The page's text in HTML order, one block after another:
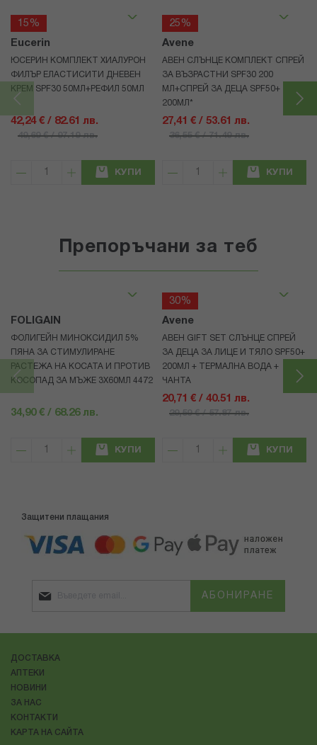
15%
Eucerin
ЮСЕРИН КОМПЛЕКТ ХИАЛУРОН
ФИЛЪР ЕЛАСТИСИТИ ДНЕВЕН
КРЕМ SPF30 50МЛ+РЕФИЛ 50МЛ
42,24 € / 82.61 лв.
49,69 € / 97.19 лв.
КУПИ
25%
Avene
АВЕН СЛЪНЦЕ КОМПЛЕКТ СПРЕЙ
ЗА ВЪЗРАСТНИ SPF30 200
МЛ+СПРЕЙ ЗА ДЕЦА SPF50+
200МЛ*
27,41 € / 53.61 лв.
36,55 € / 71.49 лв.
КУПИ
Препоръчани за теб
FOLIGAIN
ФОЛИГЕЙН МИНОКСИДИЛ 5%
ПЯНА ЗА СТИМУЛИРАНЕ
РАСТЕЖА НА КОСАТА И ПРОТИВ
КОСОПАД ЗА МЪЖЕ 3X60МЛ 4472
34,90 € / 68.26 лв.
КУПИ
30%
Avene
АВЕН GIFT SET СЛЪНЦЕ СПРЕЙ
ЗА ДЕЦА ЗА ЛИЦЕ И ТЯЛО SPF50+
200МЛ + ТЕРМАЛНА ВОДА +
ЧАНТА
20,71 € / 40.51 лв.
29,59 € / 57.87 лв.
КУПИ
Защитени плащания
АБОНИРАНЕ
ДОСТАВКА
АПТЕКИ
НОВИНИ
ЗА НАС
КОНТАКТИ
КАРТА НА САЙТА